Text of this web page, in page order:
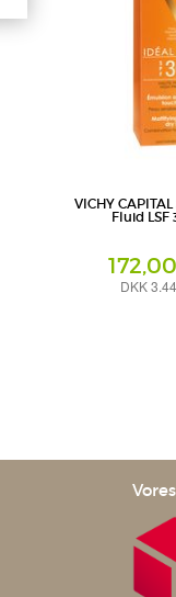
VICHY
Fluid LSF
DKK